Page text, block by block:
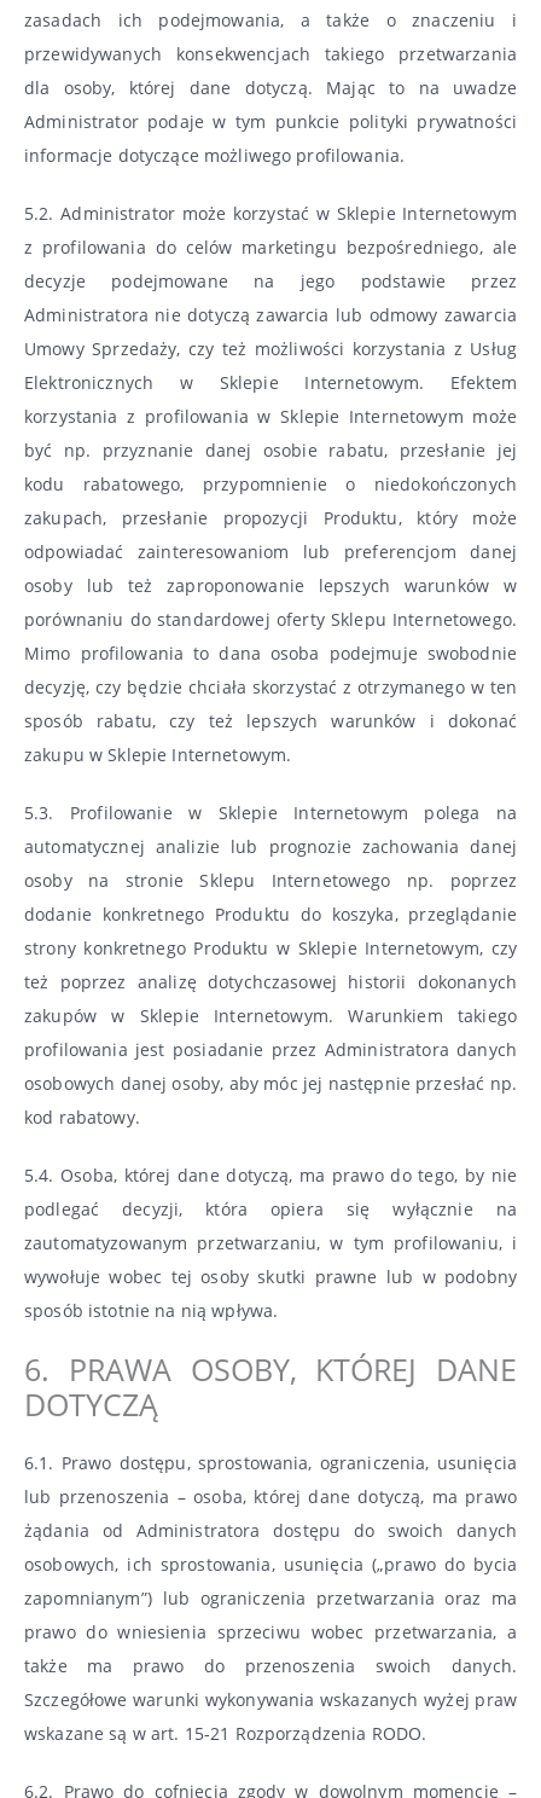
zasadach ich podejmowania, a także o znaczeniu i
przewidywanych konsekwencjach takiego przetwarzania
dla osoby, której dane dotyczą. Mając to na uwadze
Administrator podaje w tym punkcie polityki prywatności
informacje dotyczące możliwego profilowania.
5.2. Administrator może korzystać w Sklepie Internetowym
z profilowania do celów marketingu bezpośredniego, ale
decyzje podejmowane na jego podstawie przez
Administratora nie dotyczą zawarcia lub odmowy zawarcia
Umowy Sprzedaży, czy też możliwości korzystania z Usług
Elektronicznych w Sklepie Internetowym. Efektem
korzystania z profilowania w Sklepie Internetowym może
być np. przyznanie danej osobie rabatu, przesłanie jej
kodu rabatowego, przypomnienie o niedokończonych
zakupach, przesłanie propozycji Produktu, który może
odpowiadać zainteresowaniom lub preferencjom danej
osoby lub też zaproponowanie lepszych warunków w
porównaniu do standardowej oferty Sklepu Internetowego.
Mimo profilowania to dana osoba podejmuje swobodnie
decyzję, czy będzie chciała skorzystać z otrzymanego w ten
sposób rabatu, czy też lepszych warunków i dokonać
zakupu w Sklepie Internetowym.
5.3. Profilowanie w Sklepie Internetowym polega na
automatycznej analizie lub prognozie zachowania danej
osoby na stronie Sklepu Internetowego np. poprzez
dodanie konkretnego Produktu do koszyka, przeglądanie
strony konkretnego Produktu w Sklepie Internetowym, czy
też poprzez analizę dotychczasowej historii dokonanych
zakupów w Sklepie Internetowym. Warunkiem takiego
profilowania jest posiadanie przez Administratora danych
osobowych danej osoby, aby móc jej następnie przesłać np.
kod rabatowy.
5.4. Osoba, której dane dotyczą, ma prawo do tego, by nie
podlegać decyzji, która opiera się wyłącznie na
zautomatyzowanym przetwarzaniu, w tym profilowaniu, i
wywołuje wobec tej osoby skutki prawne lub w podobny
sposób istotnie na nią wpływa.
6. PRAWA OSOBY, KTÓREJ DANE
DOTYCZĄ
6.1. Prawo dostępu, sprostowania, ograniczenia, usunięcia
lub przenoszenia – osoba, której dane dotyczą, ma prawo
żądania od Administratora dostępu do swoich danych
osobowych, ich sprostowania, usunięcia („prawo do bycia
zapomnianym”) lub ograniczenia przetwarzania oraz ma
prawo do wniesienia sprzeciwu wobec przetwarzania, a
także ma prawo do przenoszenia swoich danych.
Szczegółowe warunki wykonywania wskazanych wyżej praw
wskazane są w art. 15-21 Rozporządzenia RODO.
6.2. Prawo do cofnięcia zgody w dowolnym momencie –